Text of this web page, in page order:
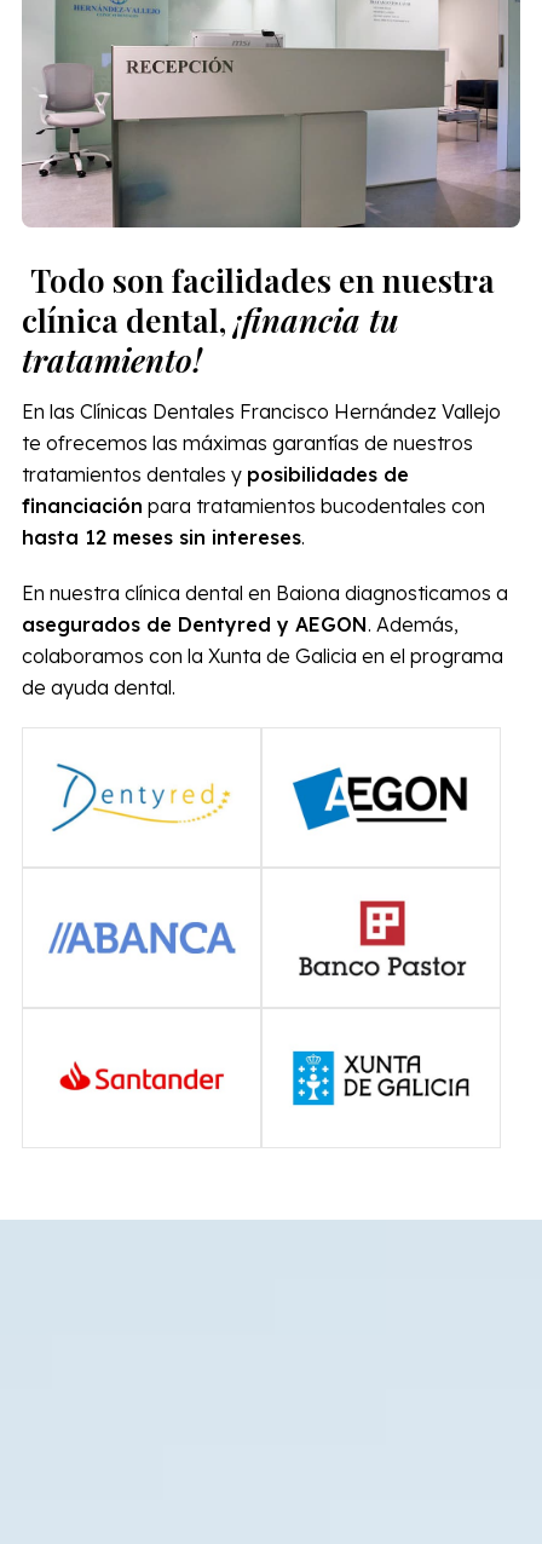
Todo son facilidades en nuestra
clínica dental,¡financia tu
tratamiento!
te ofrecemos las máximas garantías de nuestros
tratamientos dentales y
posibilidades de
financiación
hasta 12 meses sin intereses.
En nuestra clínica dental en Baiona diagnosticamos a
asegurados de Dentyred y AEGON. Además,